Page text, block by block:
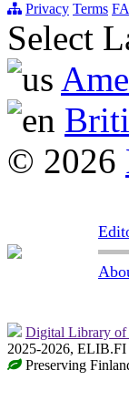
Privacy Terms
Select
© 2026
Digital Library of
2025-2026, ELIB.FI
Preserving